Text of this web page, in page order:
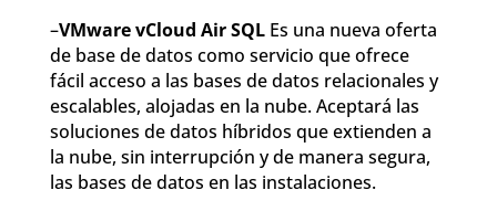
–VMware vCloud Air SQLEs una nueva oferta
de base de datos como servicio que ofrece
fácil acceso a las bases de datos relacionales y
escalables, alojadas en la nube. Aceptará las
soluciones de datos híbridos que extienden a
la nube, sin interrupción y de manera segura,
las bases de datos en las instalaciones.